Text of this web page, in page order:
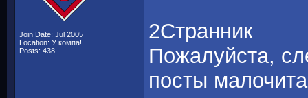
Join Date: Jul 2005
Location: У компа!
Posts: 438
2Странник
Пожалуйста,
посты